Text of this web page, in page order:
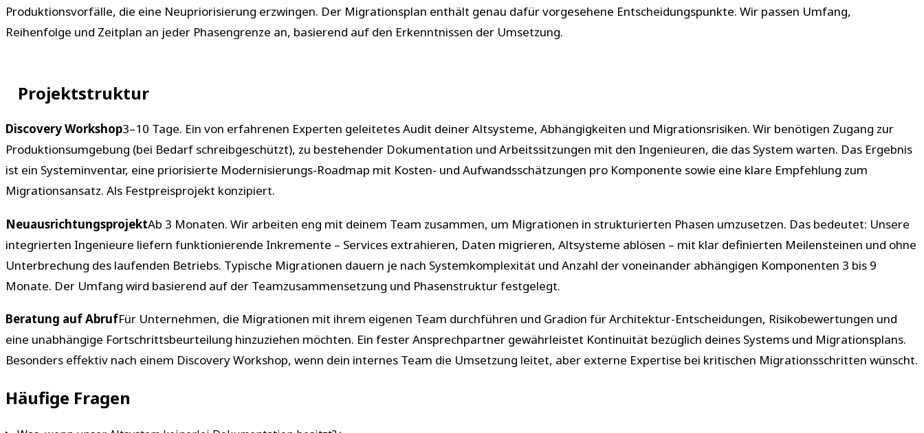
Produktionsvorfälle, die eine Neupriorisierung erzwingen. Der Migrationsplan enthält genau dafür vorgesehene Entscheidungspunkte. Wir passen Umfang,
Reihenfolge und Zeitplan an jeder Phasengrenze an, basierend auf den Erkenntnissen der Umsetzung.
Projektstruktur
Discovery Workshop3–10 Tage. Ein von erfahrenen Experten geleitetes Audit deiner Altsysteme, Abhängigkeiten und Migrationsrisiken. Wir benötigen Zugang zur
Produktionsumgebung (bei Bedarf schreibgeschützt), zu bestehender Dokumentation und Arbeitssitzungen mit den Ingenieuren, die das System warten. Das Ergebnis
ist ein Systeminventar, eine priorisierte Modernisierungs-Roadmap mit Kosten- und Aufwandsschätzungen pro Komponente sowie eine klare Empfehlung zum
Migrationsansatz. Als Festpreisprojekt konzipiert.
NeuausrichtungsprojektAb 3 Monaten. Wir arbeiten eng mit deinem Team zusammen, um Migrationen in strukturierten Phasen umzusetzen. Das bedeutet: Unsere
integrierten Ingenieure liefern funktionierende Inkremente – Services extrahieren, Daten migrieren, Altsysteme ablösen – mit klar definierten Meilensteinen und ohne
Unterbrechung des laufenden Betriebs. Typische Migrationen dauern je nach Systemkomplexität und Anzahl der voneinander abhängigen Komponenten 3 bis 9
Monate. Der Umfang wird basierend auf der Teamzusammensetzung und Phasenstruktur festgelegt.
Beratung auf AbrufFür Unternehmen, die Migrationen mit ihrem eigenen Team durchführen und Gradion für Architektur-Entscheidungen, Risikobewertungen und
eine unabhängige Fortschrittsbeurteilung hinzuziehen möchten. Ein fester Ansprechpartner gewährleistet Kontinuität bezüglich deines Systems und Migrationsplans.
Besonders effektiv nach einem Discovery Workshop, wenn dein internes Team die Umsetzung leitet, aber externe Expertise bei kritischen Migrationsschritten wünscht.
Häufige Fragen